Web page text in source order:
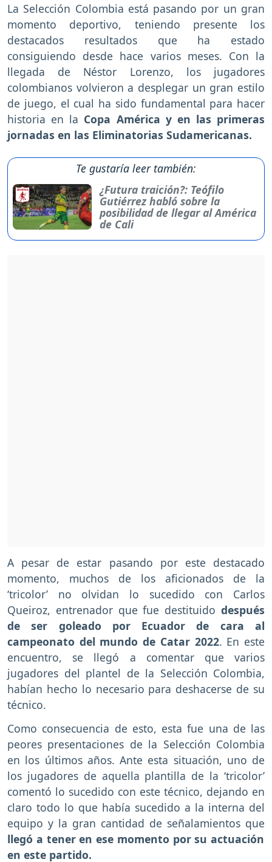
La Selección Colombia está pasando por un gran
momento deportivo, teniendo presente los
destacados resultados que ha estado
consiguiendo desde hace varios meses. Con la
llegada de Néstor Lorenzo, los jugadores
colombianos volvieron a desplegar un gran estilo
de juego, el cual ha sido fundamental para hacer
historia en la Copa América y en las primeras
jornadas en las Eliminatorias Sudamericanas.
Te gustaría leer también:
¿Futura traición?: Teófilo
Gutiérrez habló sobre la
posibilidad de llegar al América
de Cali
A pesar de estar pasando por este destacado
momento, muchos de los aficionados de la
‘tricolor’ no olvidan lo sucedido con Carlos
Queiroz, entrenador que fue destituido después
de ser goleado por Ecuador de cara al
campeonato del mundo de Catar 2022. En este
encuentro, se llegó a comentar que varios
jugadores del plantel de la Selección Colombia,
habían hecho lo necesario para deshacerse de su
técnico.
Como consecuencia de esto, esta fue una de las
peores presentaciones de la Selección Colombia
en los últimos años. Ante esta situación, uno de
los jugadores de aquella plantilla de la ‘tricolor’
comentó lo sucedido con este técnico, dejando en
claro todo lo que había sucedido a la interna del
equipo y la gran cantidad de señalamientos que
llegó a tener en ese momento por su actuación
en este partido.